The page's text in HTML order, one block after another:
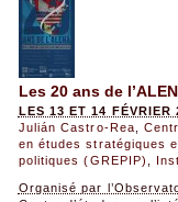
Les 20 ans de
LES 13 ET 14 FÉVRIER
Julián Castro-Rea
en études stratégiques
politiques (GREPIP)
Organisé par